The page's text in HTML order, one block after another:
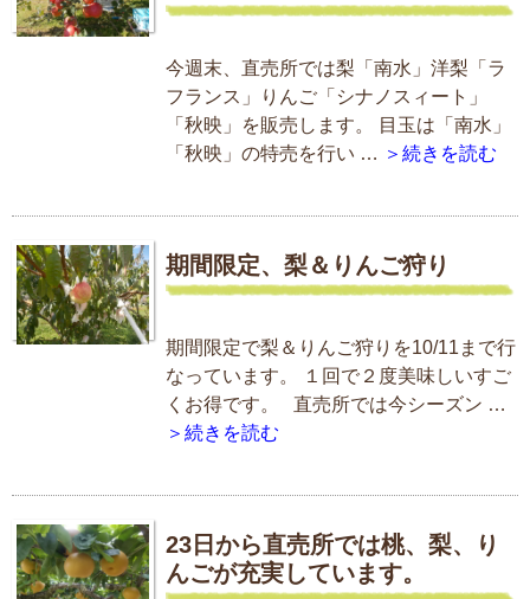
今週末、直売所では梨「南水」洋梨「ラ
フランス」りんご「シナノスィート」
「秋映」を販売します。 目玉は「南水」
「秋映」の特売を行い … ＞続きを読む
期間限定、梨＆りんご狩り
期間限定で梨＆りんご狩りを10/11まで行
なっています。 １回で２度美味しいすご
くお得です。 直売所では今シーズン …
＞続きを読む
23日から直売所では桃、梨、り
んごが充実しています。